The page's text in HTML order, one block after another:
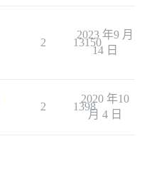
2 13150
2023 年9 月
14 日
2 1398
2020 年10
月 4 日